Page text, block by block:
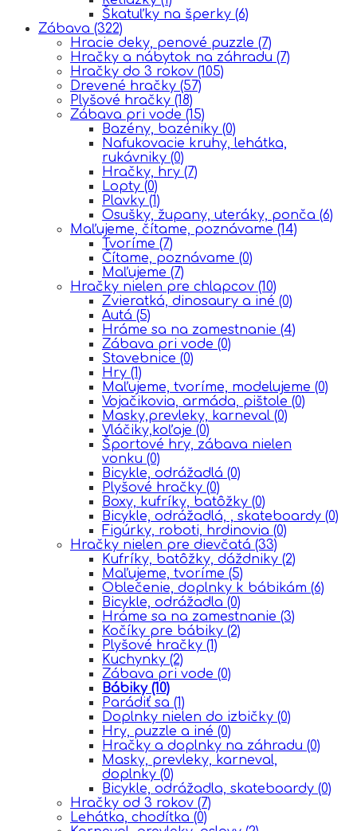
Škatuľky na šperky (6)
Zábava (322)
Hracie deky, penové puzzle (7)
Hračky a nábytok na záhradu (7)
Hračky do 3 rokov (105)
Drevené hračky (57)
Plyšové hračky (18)
Zábava pri vode (15)
Bazény, bazéniky (0)
Nafukovacie kruhy, lehátka,
rukávniky (0)
Hračky, hry (7)
Lopty (0)
Plavky (1)
Osušky, župany, uteráky, ponča (6)
Maľujeme, čítame, poznávame (14)
Tvoríme (7)
Čítame, poznávame (0)
Maľujeme (7)
Hračky nielen pre chlapcov (10)
Zvieratká, dinosaury a iné (0)
Autá (5)
Hráme sa na zamestnanie (4)
Zábava pri vode (0)
Stavebnice (0)
Hry (1)
Maľujeme, tvoríme, modelujeme (0)
Vojačikovia, armáda, pištole (0)
Masky,prevleky, karneval (0)
Vláčiky,koľaje (0)
Športové hry, zábava nielen
vonku (0)
Bicykle, odrážadlá (0)
Plyšové hračky (0)
Boxy, kufríky, batôžky (0)
Bicykle, odrážadlá, , skateboardy (0)
Figúrky, roboti, hrdinovia (0)
Hračky nielen pre dievčatá (33)
Kufríky, batôžky, dáždniky (2)
Maľujeme, tvoríme (5)
Oblečenie, doplnky k bábikám (6)
Bicykle, odrážadla (0)
Hráme sa na zamestnanie (3)
Kočíky pre bábiky (2)
Plyšové hračky (1)
Kuchynky (2)
Zábava pri vode (0)
Bábiky (10)
Parádiť sa (1)
Doplnky nielen do izbičky (0)
Hry, puzzle a iné (0)
Hračky a doplnky na záhradu (0)
Masky, prevleky, karneval,
doplnky (0)
Bicykle, odrážadla, skateboardy (0)
Hračky od 3 rokov (7)
Lehátka, chodítka (0)